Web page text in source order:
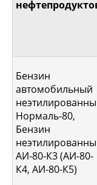
Бензин
автомобильный
Нормаль-80,
Бензин
АИ-80-К3 (АИ-80-
К4, АИ-80-К5)